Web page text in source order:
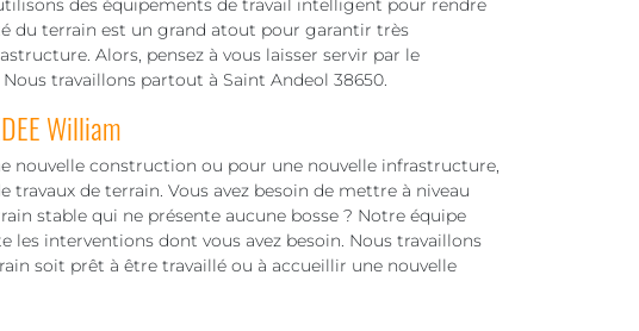
des équipements de travail intelligent pour rendre
du terrain est un grand atout pour garantir très
Alors, pensez à vous laisser servir par le
travaillons partout à Saint Andeol 38650.
William
nouvelle construction ou pour une nouvelle infrastructure,
travaux de terrain. Vous avez besoin de mettre à niveau
stable qui ne présente aucune bosse ? Notre équipe
les interventions dont vous avez besoin. Nous travaillons
soit prêt à être travaillé ou à accueillir une nouvelle